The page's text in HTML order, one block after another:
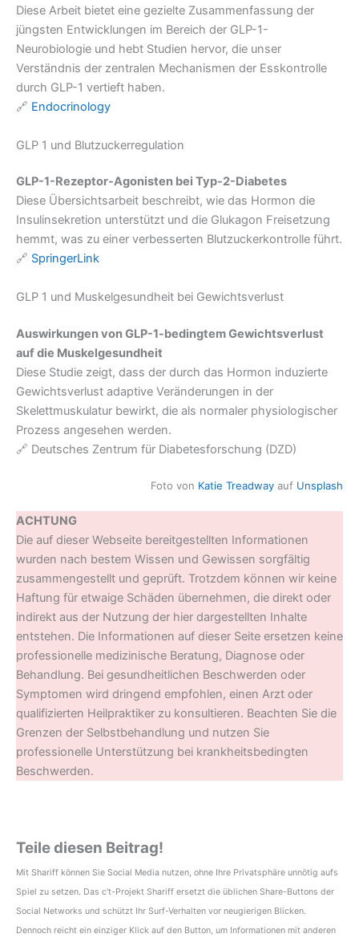
Diese Arbeit bietet eine gezielte Zusammenfassung der
jüngsten Entwicklungen im Bereich der GLP-1-
Neurobiologie und hebt Studien hervor, die unser
Verständnis der zentralen Mechanismen der Esskontrolle
durch GLP-1 vertieft haben.
🔗 Endocrinology
GLP 1 und Blutzuckerregulation
GLP-1-Rezeptor-Agonisten bei Typ-2-Diabetes
Diese Übersichtsarbeit beschreibt, wie das Hormon die
Insulinsekretion unterstützt und die Glukagon Freisetzung
hemmt, was zu einer verbesserten Blutzuckerkontrolle führt.
🔗 SpringerLink
GLP 1 und Muskelgesundheit bei Gewichtsverlust
Auswirkungen von GLP-1-bedingtem Gewichtsverlust
auf die Muskelgesundheit
Diese Studie zeigt, dass der durch das Hormon induzierte
Gewichtsverlust adaptive Veränderungen in der
Skelettmuskulatur bewirkt, die als normaler physiologischer
Prozess angesehen werden.
🔗 Deutsches Zentrum für Diabetesforschung (DZD)​
Foto von Katie Treadway auf Unsplash
ACHTUNG
Die auf dieser Webseite bereitgestellten Informationen
wurden nach bestem Wissen und Gewissen sorgfältig
zusammengestellt und geprüft. Trotzdem können wir keine
Haftung für etwaige Schäden übernehmen, die direkt oder
indirekt aus der Nutzung der hier dargestellten Inhalte
entstehen. Die Informationen auf dieser Seite ersetzen keine
professionelle medizinische Beratung, Diagnose oder
Behandlung. Bei gesundheitlichen Beschwerden oder
Symptomen wird dringend empfohlen, einen Arzt oder
qualifizierten Heilpraktiker zu konsultieren. Beachten Sie die
Grenzen der Selbstbehandlung und nutzen Sie
professionelle Unterstützung bei krankheitsbedingten
Beschwerden.
Teile diesen Beitrag!
Mit Shariff können Sie Social Media nutzen, ohne Ihre Privatsphäre unnötig aufs
Spiel zu setzen. Das c't-Projekt Shariff ersetzt die üblichen Share-Buttons der
Social Networks und schützt Ihr Surf-Verhalten vor neugierigen Blicken.
Dennoch reicht ein einziger Klick auf den Button, um Informationen mit anderen